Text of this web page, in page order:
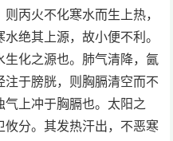
丙火不化寒水而生上热，
绝其上源，故小便不利。
化之源也。肺气清降，氤
于膀胱，则胸膈清空而不
上冲于胸膈也。太阳之
分。其发热汗出，不恶寒